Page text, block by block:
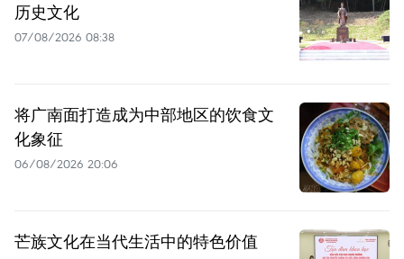
历史文化
07/08/2026 08:38
将广南面打造成为中部地区的饮食文
化象征
06/08/2026 20:06
芒族文化在当代生活中的特色价值